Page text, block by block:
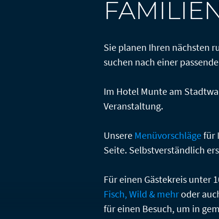
Sie planen Ihren nächsten
suchen nach einer
Im Hotel Munte am
Veranstaltung.
Unsere Menüvorschlägefür
Seite. Selbstverständlich
Für einen Gästekreis unter
Fisch, Wild & mehr oder
für einen Besuch, um in